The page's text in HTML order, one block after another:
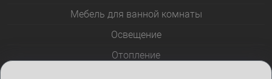
Мебель для ванной комнаты
Освещение
Отопление